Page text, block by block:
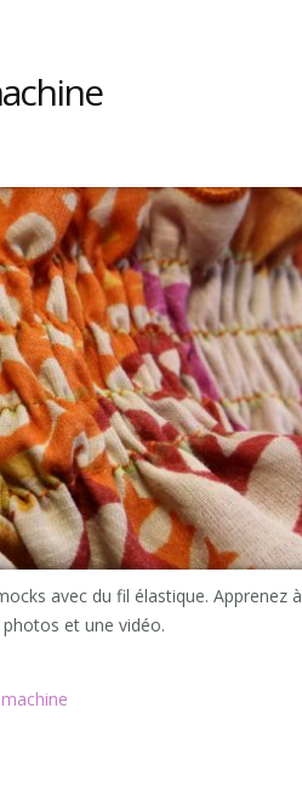
avec du fil élastique. Apprenez à
et une vidéo.